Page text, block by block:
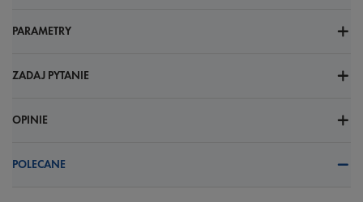
PARAMETRY
ZADAJ PYTANIE
OPINIE
POLECANE